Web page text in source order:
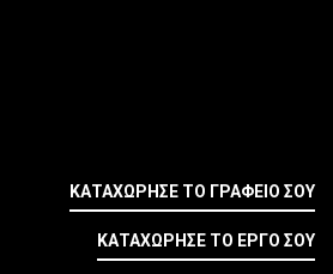
ΚΑΤΑΧΩΡΗΣΕ ΤΟ ΓΡΑΦΕΙΟ ΣΟΥ
ΚΑΤΑΧΩΡΗΣΕ ΤΟ ΕΡΓΟ ΣΟΥ